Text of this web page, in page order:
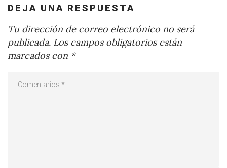
DEJA UNA RESPUESTA
Tu dirección de correo electrónico no será
publicada. Los campos obligatorios están
marcados con *